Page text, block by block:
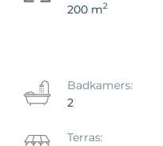
200 m2
Badkamers:
2
Terras: